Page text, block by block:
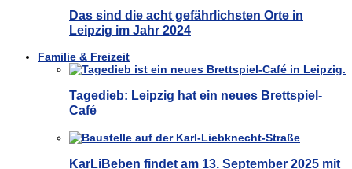
Das sind die acht gefährlichsten Orte in
Leipzig im Jahr 2024
Familie & Freizeit
Tagedieb: Leipzig hat ein neues Brettspiel-
Café
KarLiBeben findet am 13. September 2025 mit